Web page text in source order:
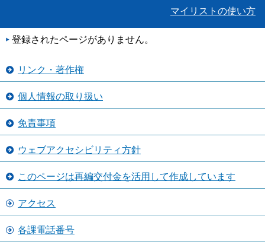
マイリストの使い方
登録されたページがありません。
リンク・著作権
個人情報の取り扱い
免責事項
ウェブアクセシビリティ方針
このページは再編交付金を活用して作成しています
アクセス
各課電話番号